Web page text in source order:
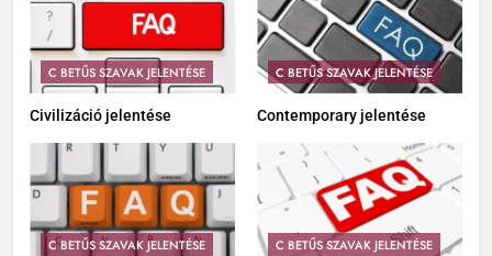
C BETŰS SZAVAK JELENTÉSE
Civilizáció jelentése
C BETŰS SZAVAK JELENTÉSE
Contemporary jelentése
C BETŰS SZAVAK JELENTÉSE C BETŰS SZAVAK JELENTÉSE